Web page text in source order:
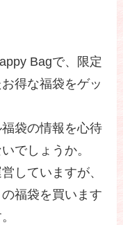
Bagで、限定
得な福袋をゲッ
袋の情報を心待
でしょうか。
していますが、
福袋を買います